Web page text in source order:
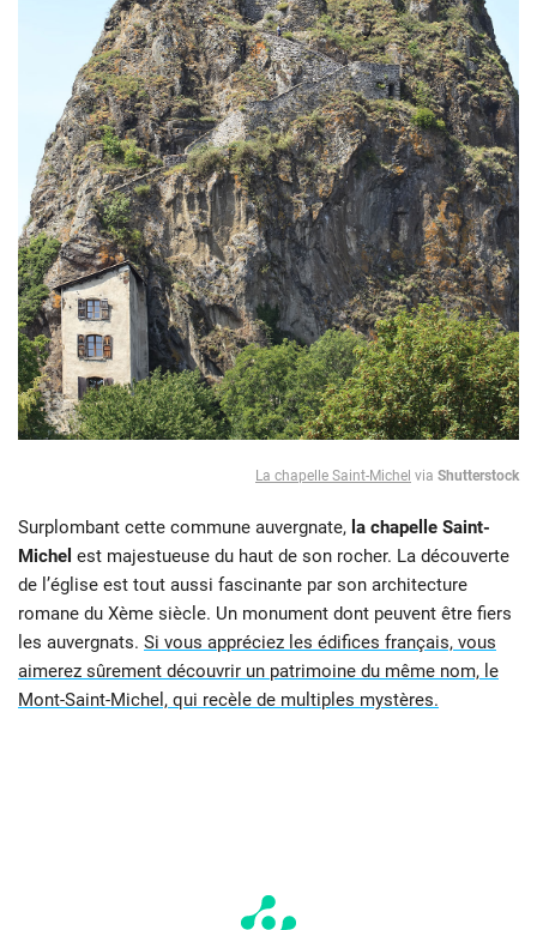
La chapelle Saint-Michel via Shutterstock
Surplombant cette commune auvergnate, la chapelle Saint-
Michel est majestueuse du haut de son rocher. La découverte
de l’église est tout aussi fascinante par son architecture
romane du Xème siècle. Un monument dont peuvent être fiers
les auvergnats. Si vous appréciez les édifices français, vous
aimerez sûrement découvrir un patrimoine du même nom, le
Mont-Saint-Michel, qui recèle de multiples mystères.